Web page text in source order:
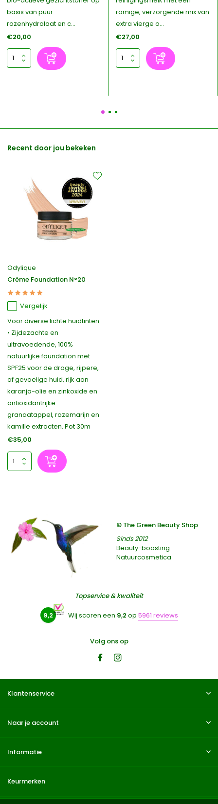
basis van puur
rozenhydrolaat en c...
€20,00
romige, verzorgende mix van
extra vierge o...
€27,00
Recent door jou bekeken
Odylique
Crème Foundation N°20
Vergelijk
Voor diverse lichte huidtinten
• Zijdezachte en
ultravoedende, 100%
natuurlijke foundation met
SPF25 voor de droge, rijpere,
of gevoelige huid, rijk aan
karanja-olie en zinkoxide en
antioxidantrijke
granaatappel, rozemarijn en
kamille extracten. Pot 30m
€35,00
© The Green Beauty Shop
Sinds 2012
Beauty-boosting
Natuurcosmetica
Topservice & kwaliteit
9,2 Wij scoren een 9,2 op 5961 reviews
Volg ons op
Klantenservice
Naar je account
Informatie
Keurmerken